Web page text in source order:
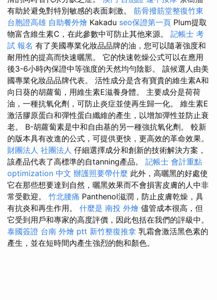
有助於避免對特別敏感的表面刺激。 筋骨撥筋堂整復竹東
台胞證高雄 自助餐外燴 Kakadu seo保證第一頁 Plum提取
物富含維生素C，在此參數中可防止其他來源。 記帳士 考
試 報名 有了美國專業化妝品品牌的油，您可以隨著強度和
耐用性的提高而快速曬黑。 它的快速乾燥公式可以在應用
後3-6小時內保證中等強度的天然均勻陰影。 該候選人由美
國專業化妝品品牌代表。 活性成分是含有寶貴的維生素A和
向日葵的胡蘿蔔，用維生素E滋養身體。 主要成分是荷荷
油，一種抗氧化劑，可防止炎症並使再生歸一化。 維生素E
激活膠原蛋白和彈性蛋白纖維的產生，以增加彈性並防止衰
老。 Β-胡蘿蔔素是中和自由基的另一種強抗氧化劑。 較新
的版本具有改進的公式，可提供更快，更高效的革命效果。
財團法人 社團法人 仔細選擇成分和創新的技術解決方案，
該產品代表了高標準的自tanning產品。 記帳士 會計重點
optimization 中文 辦護照要帶什麼 此外，高曬黑的好處使
它在那些想要達到自然，曬黑效果而不會損害皮膚的人中非
常受歡迎。 竹北腰痛 Panthenol滋潤，防止皮膚乾燥，具
有抗炎和再生作用。 什麼是 南投 外燴 儘管成本很高，但
它受到用戶和專家的高度評價，因此包括在我們的評級中。
泰國簽證 台南 外燴 ptt 新竹整復推拿 乳霜會激活黑色素的
產生，並在短時間內產生強烈的飽和顏色。